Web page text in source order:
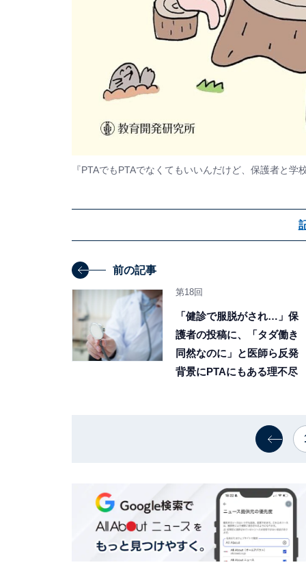
『PTAでもPTAでなくてもいいんだけど、保護者と
前の記事
第18回
「健診で服脱がされ…」保
護者の投稿に、「タダ働き
同然なのに」と医師ら反発
背景にPTAにもある理不尽